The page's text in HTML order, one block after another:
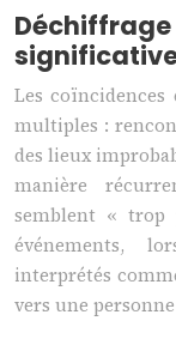
Les
multiples :
des lieux
manière
semblent « trop
événements,
interprétés
vers une